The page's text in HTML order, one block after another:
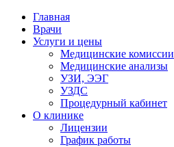
Главная
Врачи
Услуги и цены
Медицинские комиссии
Медицинские анализы
УЗИ, ЭЭГ
УЗДС
Процедурный кабинет
О клинике
Лицензии
График работы